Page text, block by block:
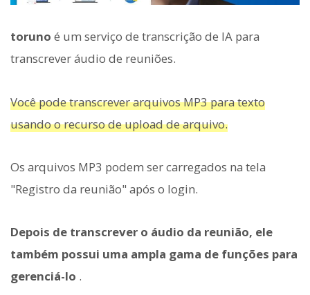
toruno é um serviço de transcrição de IA para
transcrever áudio de reuniões.
Você pode transcrever arquivos MP3 para texto
usando o recurso de upload de arquivo.
Os arquivos MP3 podem ser carregados na tela
"Registro da reunião" após o login.
Depois de transcrever o áudio da reunião, ele
também possui uma ampla gama de funções para
gerenciá-lo .